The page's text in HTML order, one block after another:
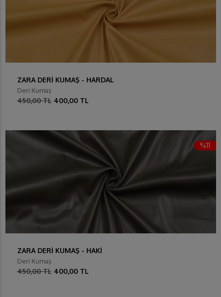
ZARA DERİ KUMAŞ - HARDAL
Deri Kumaş
450,00 TL 400,00 TL
%11
ZARA DERİ KUMAŞ - HAKİ
Deri Kumaş
450,00 TL 400,00 TL